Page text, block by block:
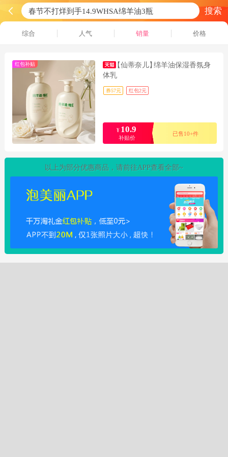
搜索
综合 人气 销量 价格
红包补贴 【仙蒂奈儿】绵羊油保湿香氛身
体乳
券57元 红包2元
¥ 10.9
补贴价
已售10+件
以上为部分优惠商品，请前往APP查看全部~